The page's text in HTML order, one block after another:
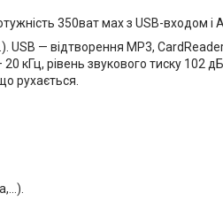
350ват мах з USB-входом і
— відтворення MP3,
кГц, рівень звукового тиску 102
рухається.